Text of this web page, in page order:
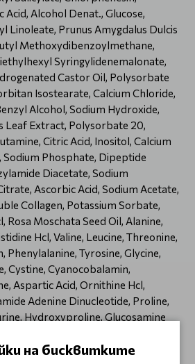
Alcohol Denat., Glucose,
Linoleate, Prunus Amygdalus Dulcis
Methoxydibenzoylmethane,
Syringylidenemalonate,
Castor Oil, Polysorbate
Isostearate, Calcium Chloride,
Alcohol, Sodium Hydroxide,
Leaf Extract, Polysorbate 20,
Citric Acid, Inositol, Calcium
Phosphate, Dipeptide
Diacetate, Sodium
Ascorbic Acid, Sodium Acetate,
Collagen, Potassium Sorbate,
Rosa Moschata Seed Oil, Alanine,
Hcl, Valine, Leucine, Threonine,
Phenylalanine, Tyrosine, Glycine,
Cystine, Cyanocobalamin,
Aspartic Acid, Ornithine Hcl,
Adenine Dinucleotide, Proline,
Hydroxyproline, Glucosamine
A, Palmitoyl Tripeptide-1,
Tetrapeptide-7, Thiamine
на бисквитките